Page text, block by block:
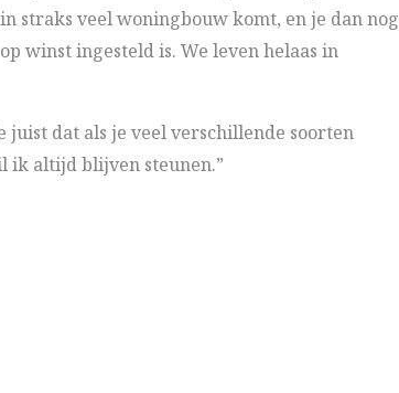
straks veel woningbouw komt, en je dan nog
winst ingesteld is. We leven helaas in
juist dat als je veel verschillende soorten
ik altijd blijven steunen.”